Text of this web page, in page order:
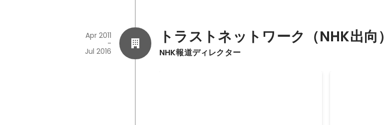
トラストネットワーク（NHK出向）
NHK報道ディレクター
Apr 2011
-
Jul 2016